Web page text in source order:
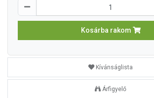
Kosárba rakom
Kívánságlista
Árfigyelő